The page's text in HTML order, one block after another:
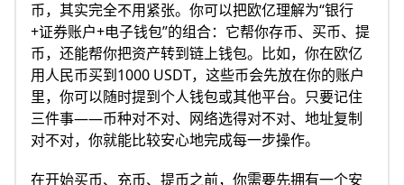
币，其实完全不用紧张。你可以把欧亿理解为“银行
+证券账户+电子钱包”的组合：它帮你存币、买币、提
币，还能帮你把资产转到链上钱包。比如，你在欧亿
用人民币买到1000 USDT，这些币会先放在你的账户
里，你可以随时提到个人钱包或其他平台。只要记住
三件事——币种对不对、网络选得对不对、地址复制
对不对，你就能比较安心地完成每一步操作。
在开始买币、充币、提币之前，你需要先拥有一个安